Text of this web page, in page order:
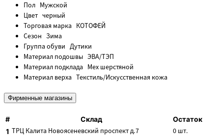
Пол Мужской
Цвет черный
Торговая марка КОТОФЕЙ
Сезон Зима
Группа обуви Дутики
Материал подошвы ЭВА/ТЭП
Материал подклада Мех шерстяной
Материал верха Текстиль/Искусственная кожа
Фирменные магазины
# Склад
Остаток
1 ТРЦ Калита Новоясеневский проспект д.7 0 шт.